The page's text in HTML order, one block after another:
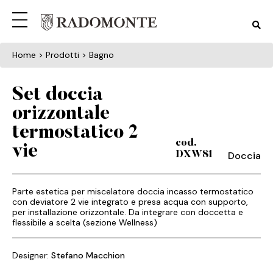
Home > Prodotti > Bagno
Set doccia
orizzontale
termostatico 2
vie
cod.
DXW81
Doccia
Parte estetica per miscelatore doccia incasso termostatico
con deviatore 2 vie integrato e presa acqua con supporto,
per installazione orizzontale. Da integrare con doccetta e
flessibile a scelta (sezione Wellness)
Designer: Stefano Macchion